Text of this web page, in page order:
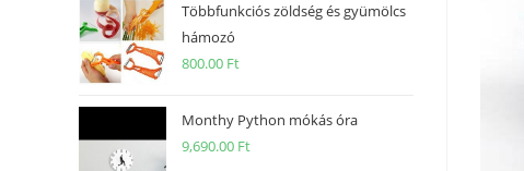
Többfunkciós zöldség és gyümölcs
hámozó
800.00 Ft
Monthy Python mókás óra
9,690.00 Ft